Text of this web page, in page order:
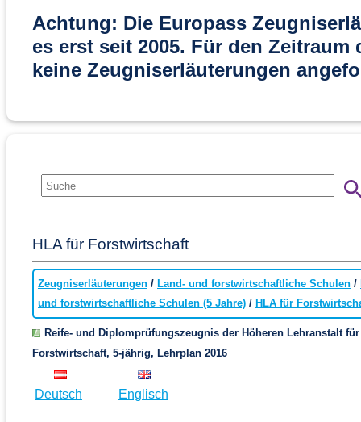
Achtung: Die Europass
es erst seit 2005. Für den Zeitraum
keine Zeugniserläuterungen
HLA für Forstwirtschaft
Zeugniserläuterungen / Land- und forstwirtschaftliche Schulen /
und forstwirtschaftliche Schulen (5 Jahre) / HLA für
Reife- und Diplomprüfungszeugnis der Höheren Lehranstalt für
Forstwirtschaft, 5-jährig, Lehrplan 2016
Deutsch Englisch